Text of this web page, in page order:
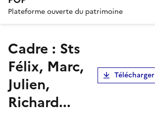
Plateforme ouverte du patrimoine
cadre : Sts
Félix, Marc,
Julien,
Richard...
Télécharger